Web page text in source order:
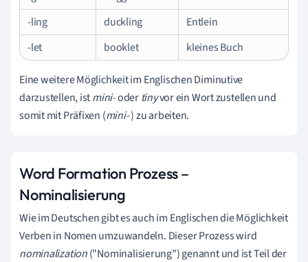
-ling
duckling
Entlein
-let
booklet kleines Buch
Eine weitere Möglichkeit im Englischen Diminutive
darzustellen, istmini-oder tinyvor ein Wort zustellen und
somit mit Präfixen (mini-) zu arbeiten.
Word Formation Prozess –
Nominalisierung
Wie im Deutschen gibt es auch im Englischen die Möglichkeit
Verben in Nomen umzuwandeln. Dieser Prozess wird
nominalization("Nominalisierung")genannt und ist Teil der